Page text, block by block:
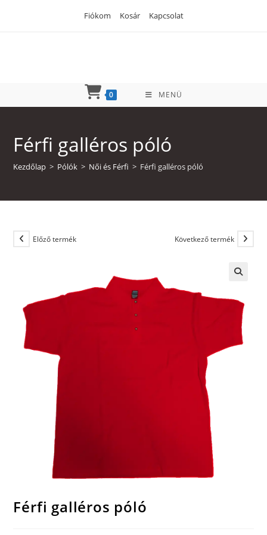
Fiókom Kosár Kapcsolat
0 MENÜ
Férfi galléros póló
Kezdőlap > Pólók > Női és Férfi > Férfi galléros póló
Előző termék Következő termék
Férfi galléros póló